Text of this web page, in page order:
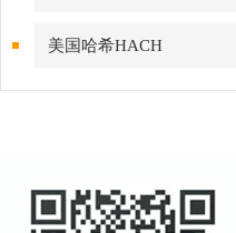
美国哈希HACH